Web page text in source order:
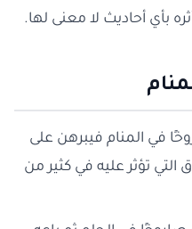
بأي أحاديث لا معنى لها.
في المنام فيبرهن على
التي تؤثر عليه في كثير من